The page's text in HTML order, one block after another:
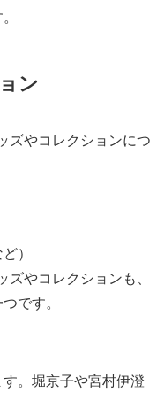
ン
ズやコレクションにつ
）
ズやコレクションも、
です。
。堀京子や宮村伊澄